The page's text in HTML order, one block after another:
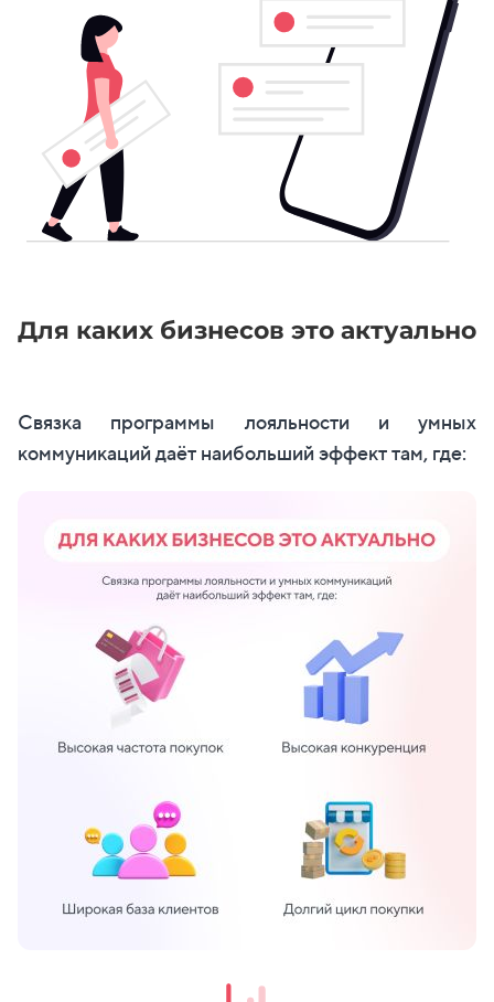
Для каких бизнесов это актуально
Связка программы лояльности и умных
коммуникаций даёт наибольший эффект там, где: